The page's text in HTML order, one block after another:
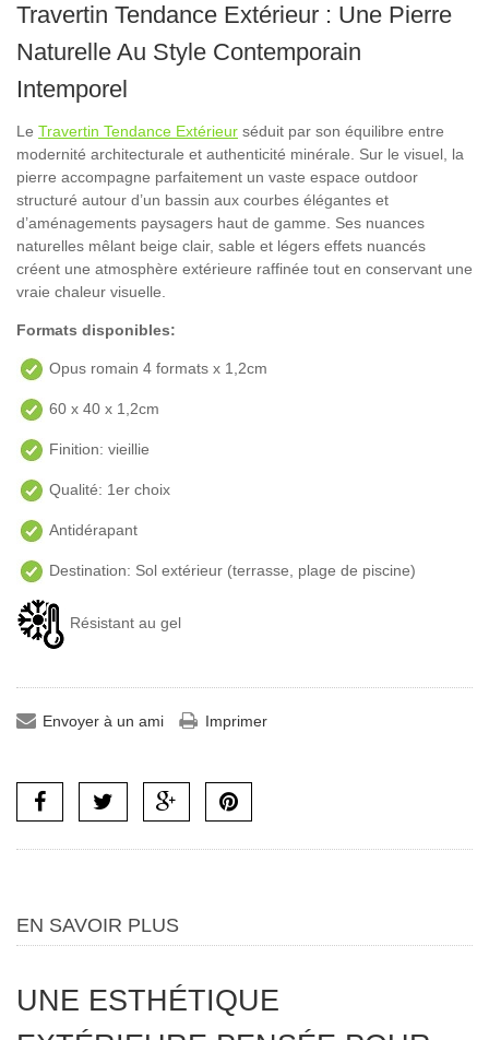
Travertin Tendance Extérieur : Une Pierre
Naturelle Au Style Contemporain
Intemporel
Le Travertin Tendance Extérieur séduit par son équilibre entre
modernité architecturale et authenticité minérale. Sur le visuel, la
pierre accompagne parfaitement un vaste espace outdoor
structuré autour d’un bassin aux courbes élégantes et
d’aménagements paysagers haut de gamme. Ses nuances
naturelles mêlant beige clair, sable et légers effets nuancés
créent une atmosphère extérieure raffinée tout en conservant une
vraie chaleur visuelle.
Formats disponibles:
Opus romain 4 formats x 1,2cm
60 x 40 x 1,2cm
Finition: vieillie
Qualité: 1er choix
Antidérapant
Destination: Sol extérieur (terrasse, plage de piscine)
Résistant au gel
Envoyer à un ami Imprimer
EN SAVOIR PLUS
UNE ESTHÉTIQUE